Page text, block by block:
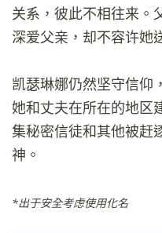
关系，彼此不相往来。
深爱父亲，却不容许她
凯瑟琳娜仍然坚守信仰
她和丈夫在所在的地区
集秘密信徒和其他被赶
神。
*出于安全考虑使用化名